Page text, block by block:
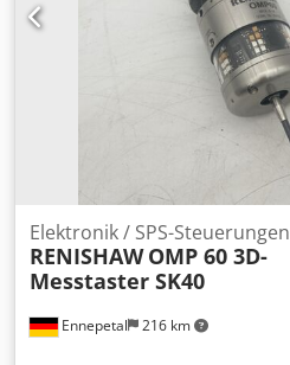
Ennepetal 216 km
Elektronik / SPS-Steuerungen
RENISHAW OMP 60 3D-
Messtaster SK40